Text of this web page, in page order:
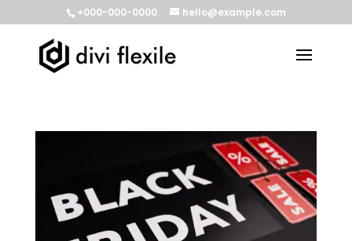
+000-000-0000 hello@example.com